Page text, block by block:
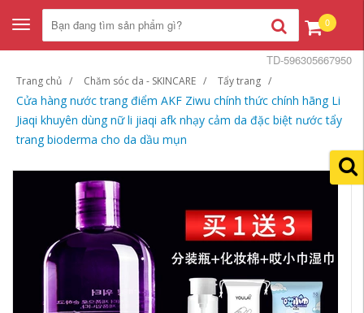
Toggle
navigation
0
Trang chủ Chăm sóc da - SKINCARE Tẩy trang
Cửa hàng nước trang điểm AKF Ziwu chính thức chính hãng Li
Jiaqi khuyên dùng nữ li jiaqi afk nhạy cảm da đặc biệt nước tẩy
trang bioderma cho da dầu mụn
TD-596305667950